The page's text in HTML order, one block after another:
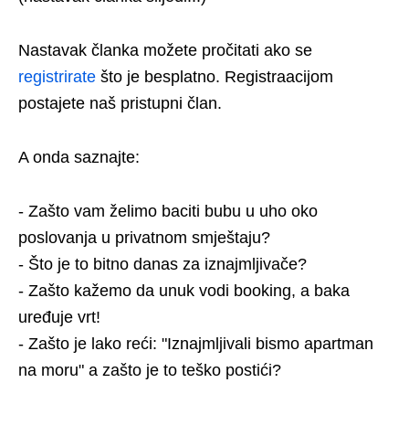
Nastavak članka možete pročitati ako se
registrirate što je besplatno. Registraacijom
postajete naš pristupni član.
A onda saznajte:
- Zašto vam želimo baciti bubu u uho oko
poslovanja u privatnom smještaju?
- Što je to bitno danas za iznajmljivače?
- Zašto kažemo da unuk vodi booking, a baka
uređuje vrt!
- Zašto je lako reći: "Iznajmljivali bismo apartman
na moru" a zašto je to teško postići?